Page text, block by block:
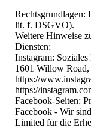
Rechtsgrundlagen:
lit. f. DSGVO).
Weitere Hinweise
Diensten:
Instagram:
1601 Willow
https://
https://
Facebook-Seiten:
Facebook - Wir
Limited für die